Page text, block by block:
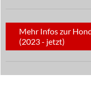
Mehr Infos zur
(2023 - jetzt)